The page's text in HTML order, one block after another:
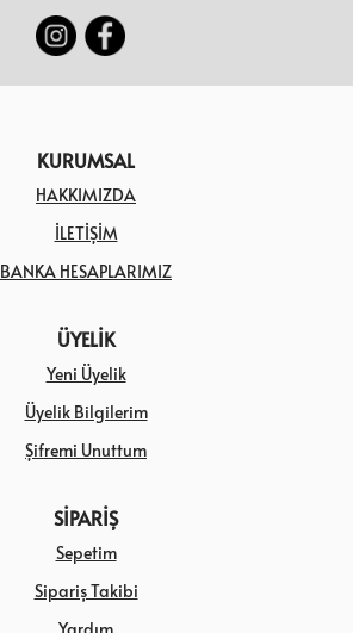
KURUMSAL
HAKKIMIZDA
İLETİŞİM
BANKA HESAPLARIMIZ
ÜYELİK
Yeni Üyelik
Üyelik Bilgilerim
Şifremi Unuttum
SİPARİŞ
Sepetim
Sipariş Takibi
Yardım